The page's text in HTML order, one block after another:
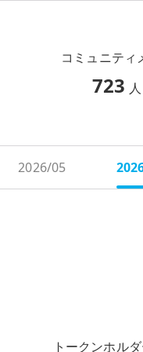
コミュニティ
723 人
2026/05
トークンホル